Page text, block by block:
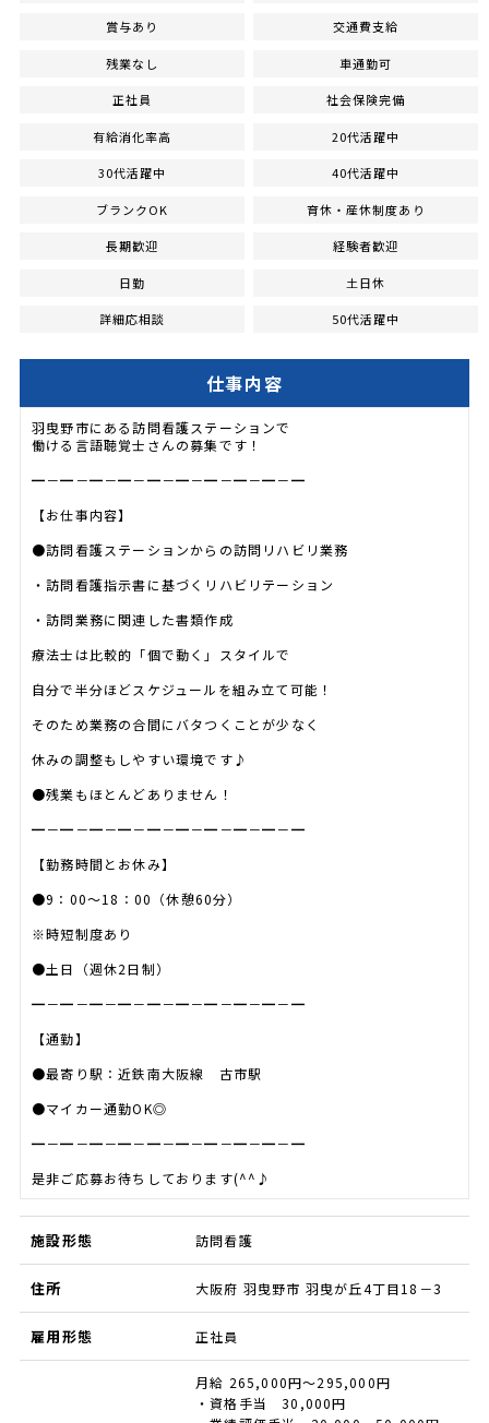
賞与あり 交通費支給
残業なし 車通勤可
正社員 社会保険完備
有給消化率高 20代活躍中
30代活躍中 40代活躍中
ブランクOK 育休・産休制度あり
長期歓迎 経験者歓迎
日勤 土日休
詳細応相談 50代活躍中
仕事内容
羽曳野市にある訪問看護ステーションで
働ける言語聴覚士さんの募集です！
━－━－━－━－━－━－━－━－━－━
【お仕事内容】
●訪問看護ステーションからの訪問リハビリ業務
・訪問看護指示書に基づくリハビリテーション
・訪問業務に関連した書類作成
療法士は比較的「個で動く」スタイルで
自分で半分ほどスケジュールを組み立て可能！
そのため業務の合間にバタつくことが少なく
休みの調整もしやすい環境です♪
●残業もほとんどありません！
━－━－━－━－━－━－━－━－━－━
【勤務時間とお休み】
●9：00～18：00（休憩60分）
※時短制度あり
●土日（週休2日制）
━－━－━－━－━－━－━－━－━－━
【通勤】
●最寄り駅：近鉄南大阪線 古市駅
●マイカー通勤OK◎
━－━－━－━－━－━－━－━－━－━
是非ご応募お待ちしております(^^♪
施設形態 訪問看護
住所 大阪府 羽曳野市 羽曳が丘4丁目18－3
雇用形態 正社員
月給 265,000円～295,000円
・資格手当 30,000円